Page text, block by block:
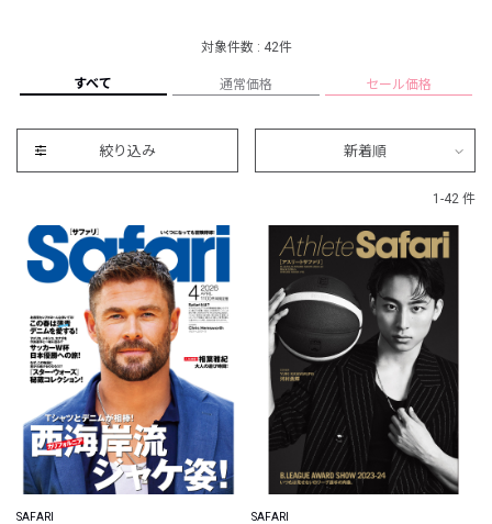
対象件数 : 42件
すべて 通常価格 セール価格
絞り込み 新着順
1-42 件
SAFARI SAFARI